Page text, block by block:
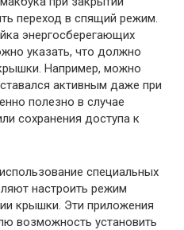
переход в спящий режим.
энергосберегающих
указать, что должно
Например, можно
активным даже при
полезно в случае
сохранения доступа к
специальных
настроить режим
крышки. Эти приложения
возможность установить